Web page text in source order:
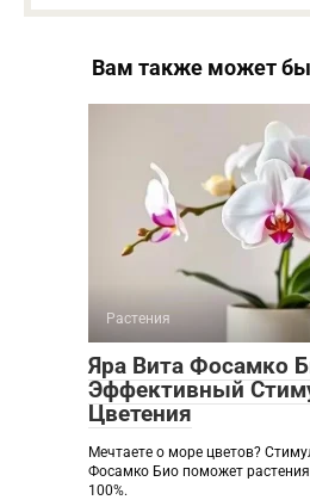
Вам также может
Растения
Яра Вита Фосамко
Эффективный
Цветения
Мечтаете о море цветов?
Фосамко Био поможет
100%.